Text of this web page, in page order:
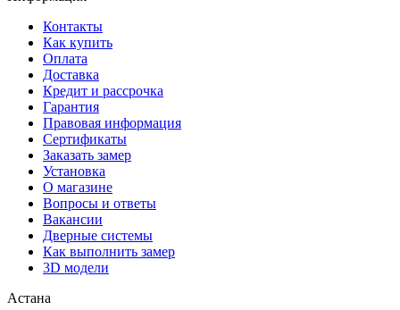
Контакты
Как купить
Оплата
Доставка
Кредит и рассрочка
Гарантия
Правовая информация
Сертификаты
Заказать замер
Установка
О магазине
Вопросы и ответы
Вакансии
Дверные системы
Как выполнить замер
3D модели
Астана